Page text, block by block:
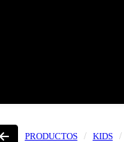
PRODUCTOS KIDS